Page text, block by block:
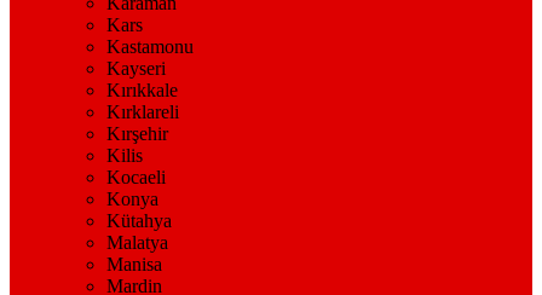
Kars
Kastamonu
Kayseri
Kırıkkale
Kırklareli
Kırşehir
Kilis
Kocaeli
Konya
Kütahya
Malatya
Manisa
Mardin